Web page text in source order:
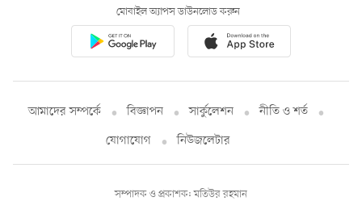
মোবাইল অ্যাপস ডাউনলোড করুন
আমাদের সম্পর্কে বিজ্ঞাপন সার্কুলেশন
নীতি ও শর্ত
যোগাযোগ
নিউজলেটার
সম্পাদক ও প্রকাশক: মতিউর রহমান